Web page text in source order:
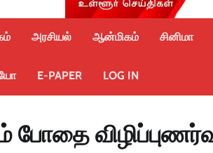
அரசியல் ஆன்மிகம் சினிமா
E-PAPER LOG IN
போதை